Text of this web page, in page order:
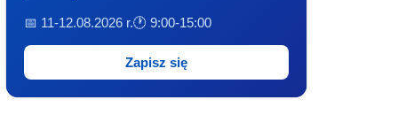
📅 11-12.08.2026 r.🕐 9:00-15:00
Zapisz się